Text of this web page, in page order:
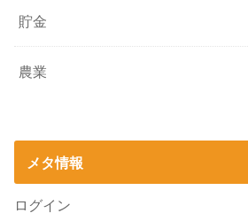
貯金
農業
メタ情報
ログイン